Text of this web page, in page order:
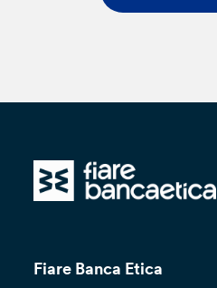
Fiare Banca Etica